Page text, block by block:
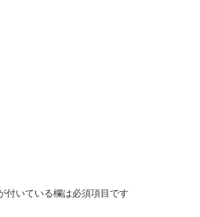
付いている欄は必須項目です